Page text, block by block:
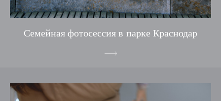
Семейная фотосессия в парке Краснодар